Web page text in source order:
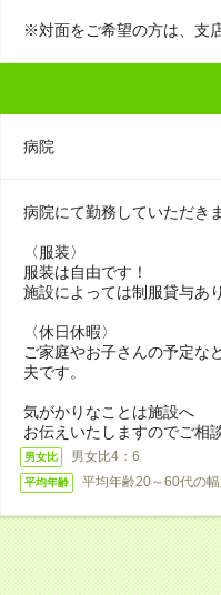
※対面をご希望の方は、支
病院
病院にて勤務していただき
〈服装〉
服装は自由です！
施設によっては制服貸与あ
〈休日休暇〉
ご家庭やお子さんの予定な
夫です。
気がかりなことは施設へ
お伝えいたしますのでご相
男女比 男女比4：6
平均年齢 平均年齢20～60代の